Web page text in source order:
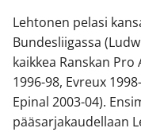
Lehtonen pelasi
Bundesliigassa
kaikkea Ranskan
1996-98, Evreux
Epinal 2003-04).
pääsarjakaudellaan